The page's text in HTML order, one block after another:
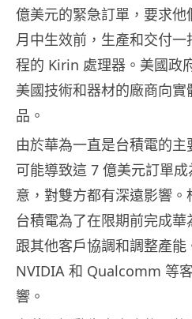
億美元的緊急訂單，要求
月中生效前，生產和交付
程的 Kirin 處理器。美國政
美國技術和器材的廠商向
品。
由於華為一直是台積電的
可能導致這 7 億美元訂單
意，對雙方都有深遠影響。
台積電為了在限期前完成
跟其他客戶協調和調整產能
NVIDIA 和 Qualcomm 等
響。